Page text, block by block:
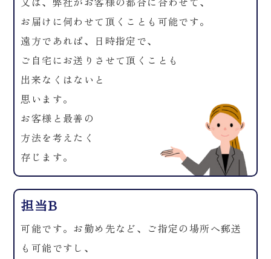
お届けに伺わせて頂くことも可能です。
遠方であれば、日時指定で、
ご自宅にお送りさせて頂くことも
出来なくはないと
思います。
お客様と最善の
方法を考えたく
存じます。
担当B
可能です。お勤め先など、ご指定の場所へ郵送
も可能ですし、